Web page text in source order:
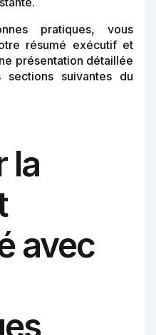
pratiques, vous
résumé exécutif et
présentation détaillée
suivantes du
la
avec